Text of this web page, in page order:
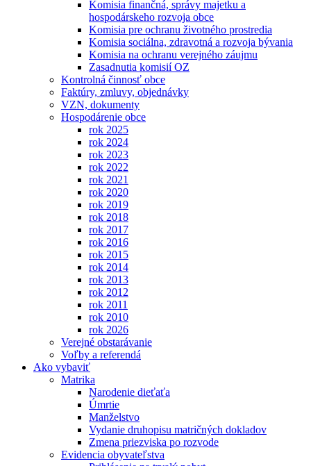
Komisia finančná, správy majetku a
hospodárskeho rozvoja obce
Komisia pre ochranu životného prostredia
Komisia sociálna, zdravotná a rozvoja bývania
Komisia na ochranu verejného záujmu
Zasadnutia komisií OZ
Kontrolná činnosť obce
Faktúry, zmluvy, objednávky
VZN, dokumenty
Hospodárenie obce
rok 2025
rok 2024
rok 2023
rok 2022
rok 2021
rok 2020
rok 2019
rok 2018
rok 2017
rok 2016
rok 2015
rok 2014
rok 2013
rok 2012
rok 2011
rok 2010
rok 2026
Verejné obstarávanie
Voľby a referendá
Ako vybaviť
Matrika
Narodenie dieťaťa
Úmrtie
Manželstvo
Vydanie druhopisu matričných dokladov
Zmena priezviska po rozvode
Evidencia obyvateľstva